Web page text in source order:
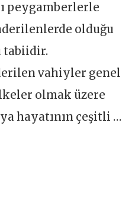
peygamberlerle
olduğu
tabiidir.
vahiyler genel
olmak üzere
hayatının çeşitli …